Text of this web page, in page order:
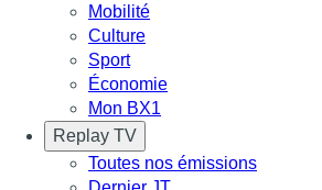
Mobilité
Culture
Sport
Économie
Mon BX1
Replay TV
Toutes nos émissions